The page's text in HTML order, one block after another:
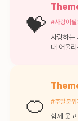
💝 #사랑이
사랑하는
때 어울
🍊 #주말분
함께 웃